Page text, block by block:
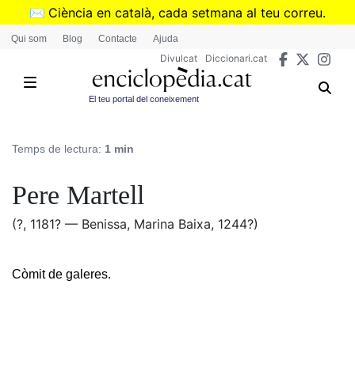
Vés
✉️ Ciència en català, cada setmana al teu correu.
➜Subscriu-te al butlletí de Divulcat
Qui som Blog Contacte Ajuda
Divulcat Diccionari.cat
El teu portal del coneixement
Temps de lectura: 1 min
Pere Martell
(?, 1181? — Benissa, Marina Baixa, 1244?)
Còmit de galeres.